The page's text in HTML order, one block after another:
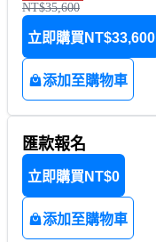
NT$35,600
立即購買 NT$33,600
添加至購物車
匯款報名
立即購買 NT$0
添加至購物車